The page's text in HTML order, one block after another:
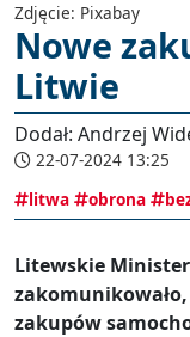
Zdjęcie: Pixabay
Nowe
Litwie
Dodał: Andrzej
22-07-2024 13:25
litwa
obrona
Litewskie
zakupów